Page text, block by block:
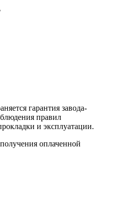
гарантия завода-
правил
и эксплуатации.
оплаченной